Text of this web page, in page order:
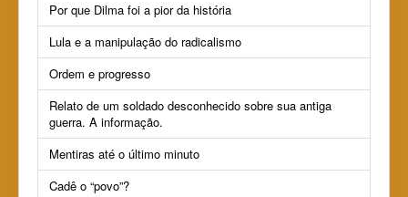
Por que Dilma foi a pior da história
Lula e a manipulação do radicalismo
Ordem e progresso
Relato de um soldado desconhecido sobre sua antiga
guerra. A informação.
Mentiras até o último minuto
Cadê o “povo”?